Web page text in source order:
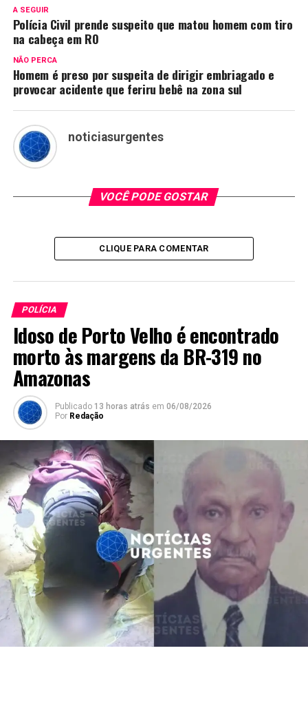
A SEGUIR
Polícia Civil prende suspeito que matou homem com tiro
na cabeça em RO
NÃO PERCA
Homem é preso por suspeita de dirigir embriagado e
provocar acidente que feriru bebê na zona sul
noticiasurgentes
VOCÊ PODE GOSTAR
CLIQUE PARA COMENTAR
POLÍCIA
Idoso de Porto Velho é encontrado
morto às margens da BR-319 no
Amazonas
Publicado 13 horas atrás em 06/08/2026
Por Redação